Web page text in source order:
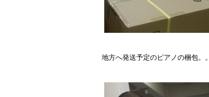
地方へ発送予定のピアノの梱包。。